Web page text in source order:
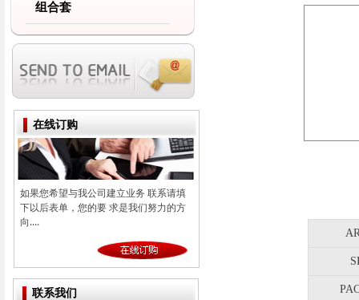
组合套
在线订购
如果您希望与我公司建立业务 联系请填
下以后表单，您的要 求是我们努力的方
向....
联系我们